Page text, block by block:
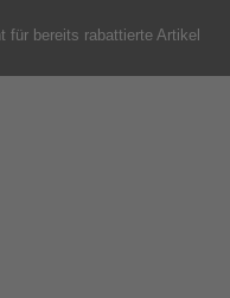
für bereits rabattierte Artikel